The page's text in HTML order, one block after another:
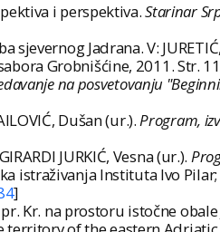
i perspektiva.Starinar
Jadrana. V:
Grobnišćine, 2011. Str.
na posvetovanju
Dušan (ur.).Program,
JURKIĆ, Vesna (ur.).
istraživanja Instituta Ivo
]
Kr. na prostoru istočne